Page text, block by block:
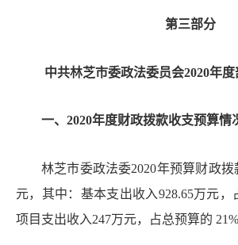
第三部分
中共林芝市委政法委员会2020年度
一、 2020年度财政拨款收支预算情
林芝市委政法委2020年预算财政拨
元，其中：基本支出收入928.65万元，
项目支出收入247万元，占总预算的 21%